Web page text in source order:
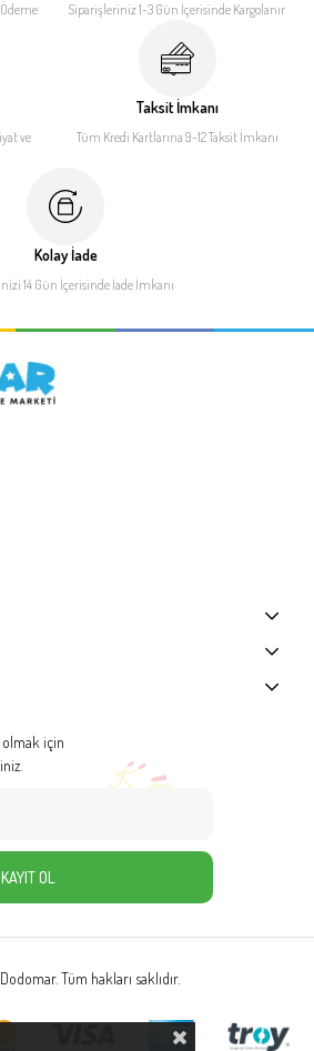
Siparişleriniz 1-3 Gün İçerisinde Kargolanır
ve
Taksit İmkanı
Tüm Kredi Kartlarına 9-12Taksit İmkanı
Kolay İade
14 Gün İçerisinde İade İmkanı
için
KAYIT OL
Tüm hakları saklıdır.